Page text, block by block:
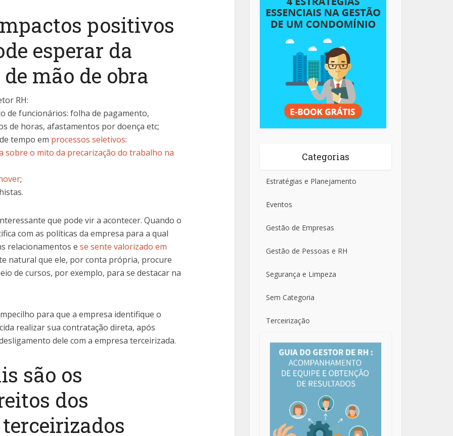
positivos
esperar da
mão de obra
RH:
de funcionários: folha de pagamento,
de horas, afastamentos por doença etc;
tempo em processos seletivos:
sobre o mito da precarização do trabalho na
;
que pode vir a acontecer. Quando o
com as políticas da empresa para a qual
relacionamentos e se sente valorizado em
natural que ele, por conta própria, procure
de cursos, por exemplo, para se destacar na
para que a empresa identifique o
realizar sua contratação direta, após
dele com a empresa terceirizada.
são os
dos
Categorias
Estratégias e Planejamento
Eventos
Gestão de Empresas
Gestão de Pessoas e RH
Segurança e Limpeza
Sem Categoria
Terceirização